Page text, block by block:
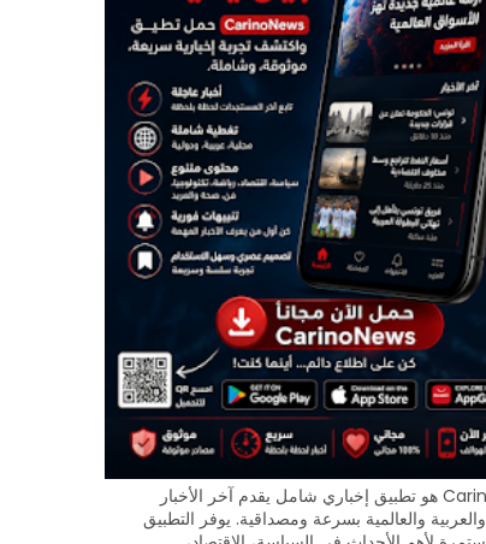
CarinoNews هو تطبيق إخباري شامل يقدم آخر الأخبار
والعالمية بسرعة ومصداقية. يوفر التطبيق